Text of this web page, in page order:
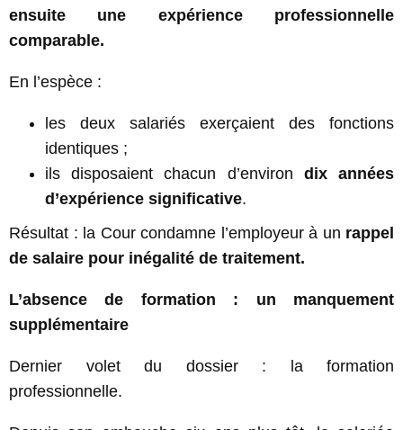
ensuite une expérience professionnelle
comparable.
En l’espèce :
les deux salariés exerçaient des fonctions
identiques ;
ils disposaient chacun d’environ dix années
d’expérience significative.
Résultat : la Cour condamne l’employeur à un rappel
de salaire pour inégalité de traitement.
L’absence de formation : un manquement
supplémentaire
Dernier volet du dossier : la formation
professionnelle.